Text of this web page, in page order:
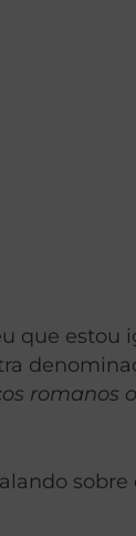
que estou
romanos
sobre